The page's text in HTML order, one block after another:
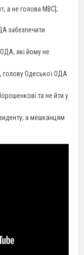
а не голова МВС];
забезпечити
які йому не
голову Одеської ОДА
та не йти у
а мешканцям